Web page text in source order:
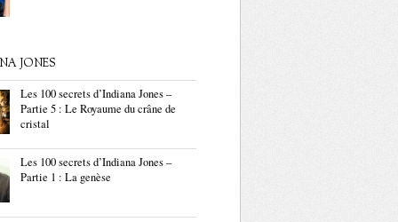
JONES
Les 100 secrets d’Indiana Jones –
Partie 5 : Le Royaume du crâne de
cristal
Les 100 secrets d’Indiana Jones –
Partie 1 : La genèse